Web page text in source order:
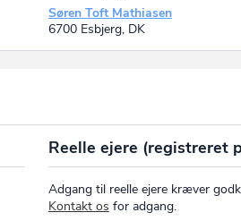
Søren Toft Mathiasen
6700 Esbjerg, DK
Reelle ejere (registreret
Adgang til reelle ejere kræver
Kontakt os for adgang.